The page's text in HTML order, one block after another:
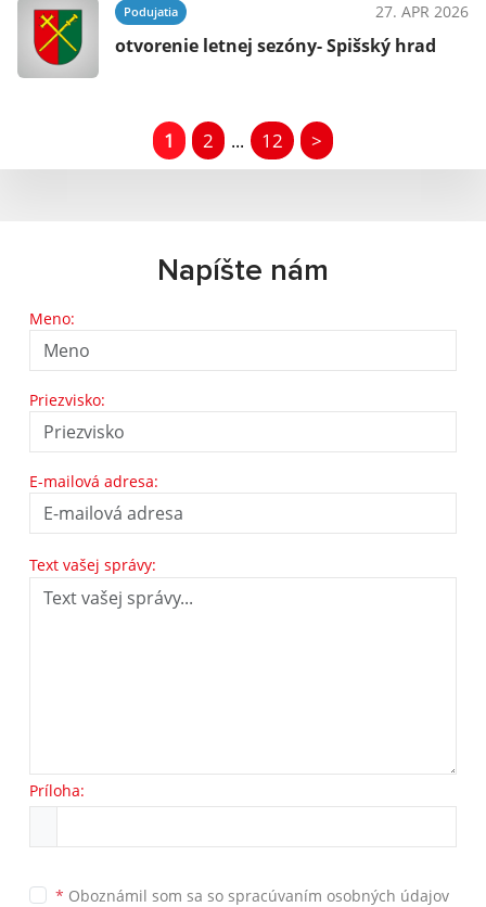
Podujatia 27. APR 2026
otvorenie letnej sezóny- Spišský hrad
1 2 ... 12 >
Napíšte nám
Meno:
Priezvisko:
E-mailová adresa:
Text vašej správy:
Príloha:
* Oboznámil som sa so spracúvaním osobných údajov